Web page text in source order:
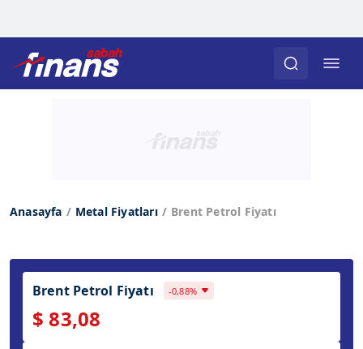
Anasayfa Metal Fiyatları Brent Petrol Fiyatı
Brent Petrol Fiyatı -0,88%
$ 83,08